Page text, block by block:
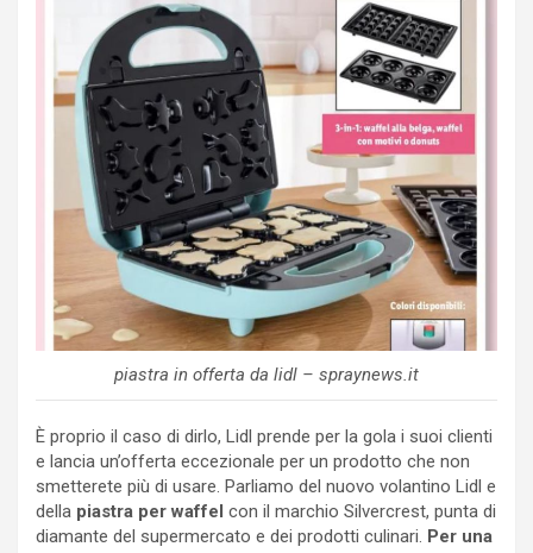
piastra in offerta da lidl – spraynews.it
È proprio il caso di dirlo, Lidl prende per la gola i suoi clienti
e lancia un’offerta eccezionale per un prodotto che non
smetterete più di usare. Parliamo del nuovo volantino Lidl e
della piastra per waffel con il marchio Silvercrest, punta di
diamante del supermercato e dei prodotti culinari. Per una